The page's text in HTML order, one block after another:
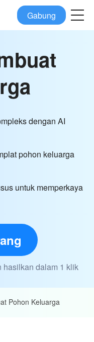
Gabung
dengan AI
pohon keluarga
untuk memperkaya
hasilkan dalam 1 klik
Pohon Keluarga